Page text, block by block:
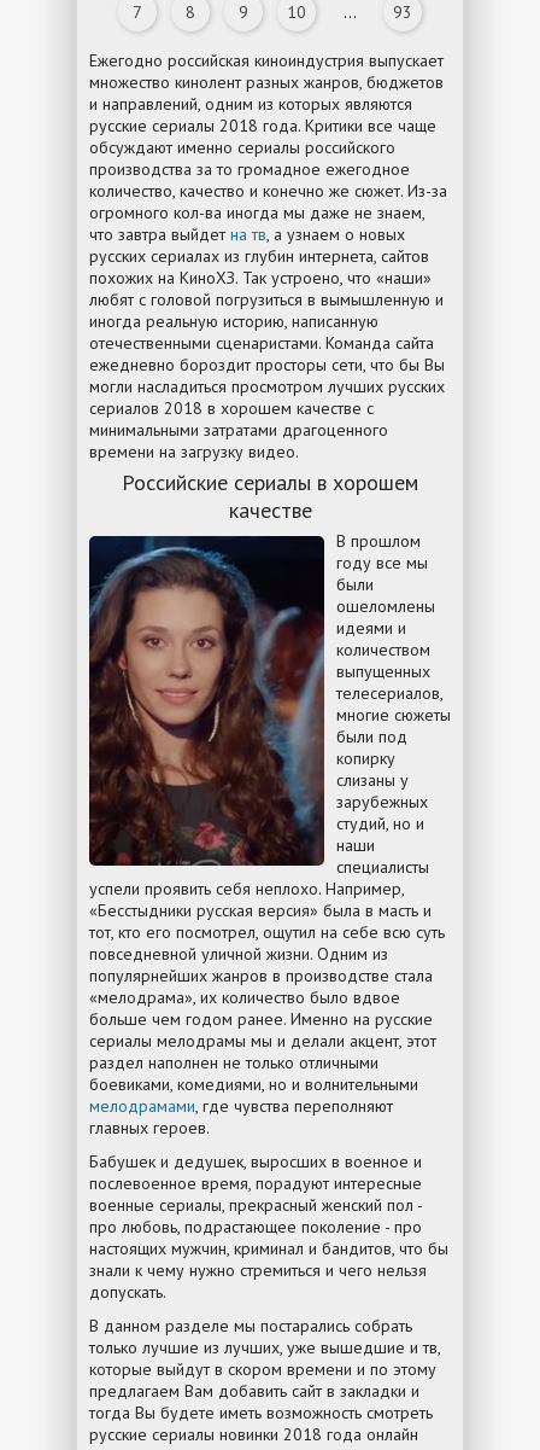
7 8 9 10 ... 93
Ежегодно российская киноиндустрия выпускает
множество кинолент разных жанров, бюджетов
и направлений, одним из которых являются
русские сериалы 2018 года. Критики все чаще
обсуждают именно сериалы российского
производства за то громадное ежегодное
количество, качество и конечно же сюжет. Из-за
огромного кол-ва иногда мы даже не знаем,
что завтра выйдетна тв, а узнаем о новых
русских сериалах из глубин интернета, сайтов
похожих на КиноХЗ. Так устроено, что «наши»
любят с головой погрузиться в вымышленную и
иногда реальную историю, написанную
отечественными сценаристами. Команда сайта
ежедневно бороздит просторы сети, что бы Вы
могли насладиться просмотром лучших русских
сериалов 2018 в хорошем качестве с
минимальными затратами драгоценного
времени на загрузку видео.
Российские сериалы в хорошем
качестве
В прошлом
году все мы
были
ошеломлены
идеями и
количеством
выпущенных
телесериалов,
многие сюжеты
были под
копирку
слизаны у
зарубежных
студий, но и
наши
специалисты
успели проявить себя неплохо. Например,
«Бесстыдники русская версия» была в масть и
тот, кто его посмотрел, ощутил на себе всю суть
повседневной уличной жизни. Одним из
популярнейших жанров в производстве стала
«мелодрама», их количество было вдвое
больше чем годом ранее. Именно на русские
сериалы мелодрамы мы и делали акцент, этот
раздел наполнен не только отличными
боевиками, комедиями, но и волнительными
мелодрамами, где чувства переполняют
главных героев.
Бабушек и дедушек, выросших в военное и
послевоенное время, порадуют интересные
военные сериалы, прекрасный женский пол -
про любовь, подрастающее поколение - про
настоящих мужчин, криминал и бандитов, что бы
знали к чему нужно стремиться и чего нельзя
допускать.
В данном разделе мы постарались собрать
только лучшие из лучших, уже вышедшие и тв,
которые выйдут в скором времени и по этому
предлагаем Вам добавить сайт в закладки и
тогда Вы будете иметь возможность смотреть
русские сериалы новинки 2018 года онлайн